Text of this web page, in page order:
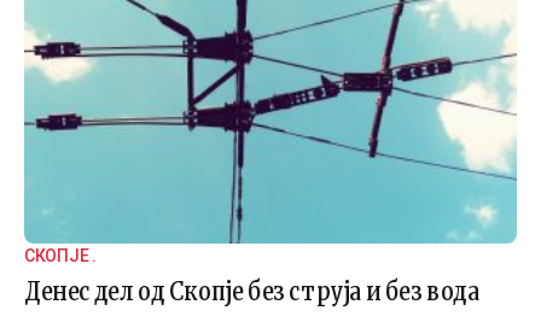
СКОПЈЕ .
Денес дел од Скопје без струја и без вода